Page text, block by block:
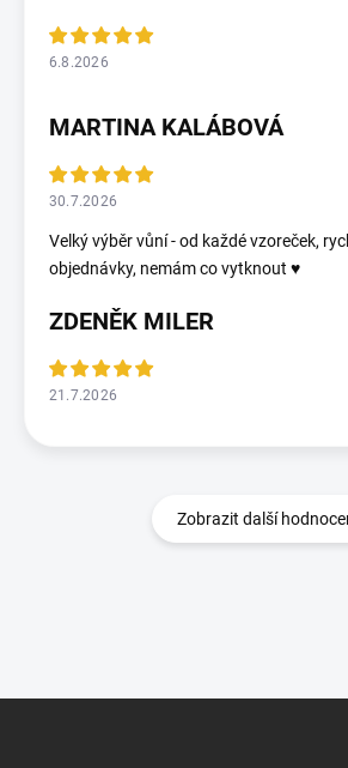
6.8.2026
MARTINA KALÁBOVÁ
30.7.2026
Velký výběr vůní - od každé vzoreček,
objednávky, nemám co vytknout ♥️
ZDENĚK MILER
21.7.2026
Zobrazit další